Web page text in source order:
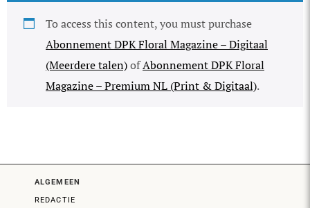
To access this content, you must purchase
Abonnement DPK Floral Magazine – Digitaal
(Meerdere talen)ofAbonnement DPK Floral
Magazine – Premium NL (Print & Digitaal).
ALGEMEEN
REDACTIE